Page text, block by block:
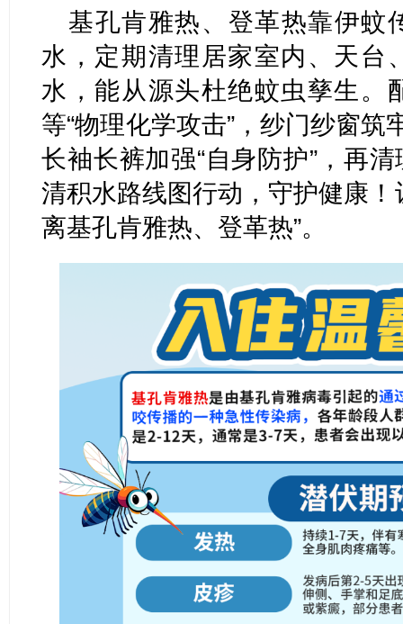
基孔肯雅热、登革热靠伊蚊
水，定期清理居家室内、天台
水，能从源头杜绝蚊虫孳生。
等“物理化学攻击”，纱门纱窗筑
长袖长裤加强“自身防护”，再
清积水路线图行动，守护健康
离基孔肯雅热、登革热”。